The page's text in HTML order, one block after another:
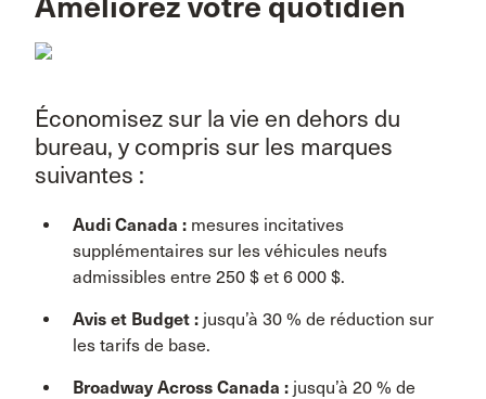
Économisez sur la vie en dehors du
bureau, y compris sur les marques
suivantes :
Audi Canada : mesures incitatives
supplémentaires sur les véhicules neufs
admissibles entre 250 $ et 6 000 $.
Avis et Budget : jusqu’à 30 % de réduction sur
les tarifs de base.
Broadway Across Canada : jusqu’à 20 % de